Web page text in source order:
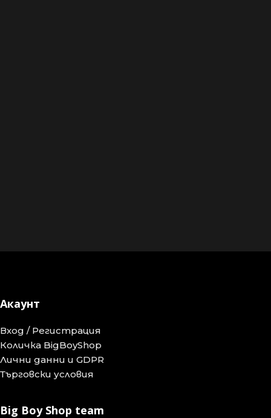
Акаунт
Вход / Регистрация
Количка BigBoyShop
Лични данни и GDPR
Търговски условия
Big Boy Shop team